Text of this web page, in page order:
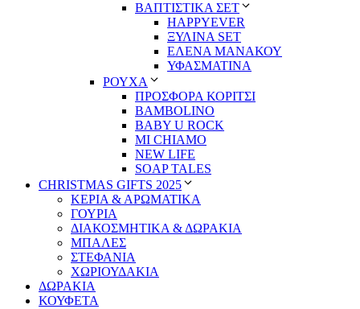
ΒΑΠΤΙΣΤΙΚΑ ΣΕΤ
HAPPYEVER
ΞΥΛΙΝΑ SET
ΕΛΕΝΑ ΜΑΝΑΚΟΥ
ΥΦΑΣΜΑΤΙΝΑ
ΡΟΥΧΑ
ΠΡΟΣΦΟΡΑ ΚΟΡΙΤΣΙ
BAMBOLINO
BABY U ROCK
MI CHIAMO
NEW LIFE
SOAP TALES
CHRISTMAS GIFTS 2025
ΚΕΡΙΑ & ΑΡΩΜΑΤΙΚΑ
ΓΟΥΡΙΑ
ΔΙΑΚΟΣΜΗΤΙΚΑ & ΔΩΡΑΚΙΑ
ΜΠΑΛΕΣ
ΣΤΕΦΑΝΙΑ
ΧΩΡΙΟΥΔΑΚΙΑ
ΔΩΡΑΚΙΑ
ΚΟΥΦΕΤΑ